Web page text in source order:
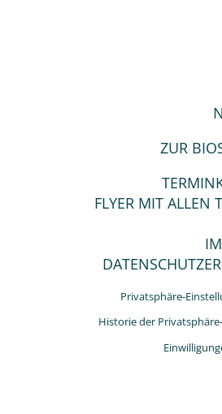
ZUR
FLYER MIT ALLEN
Privatsphäre-
Historie der